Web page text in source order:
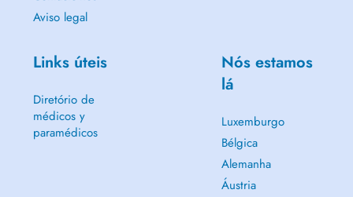
Aviso legal
Links úteis
Diretório de
médicos y
paramédicos
Nós estamos
lá
Luxemburgo
Bélgica
Alemanha
Áustria